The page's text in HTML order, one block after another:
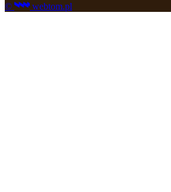
© webtom.pl